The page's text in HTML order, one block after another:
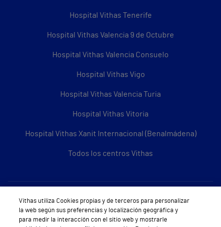
Hospital Vithas Tenerife
Hospital Vithas Valencia 9 de Octubre
Hospital Vithas Valencia Consuelo
Hospital Vithas Vigo
Hospital Vithas Valencia Turia
Hospital Vithas Vitoria
Hospital Vithas Xanit Internacional (Benalmádena)
Todos los centros Vithas
Sobre Vithas
Quiénes somos
Vithas utiliza Cookies propias y de terceros para personalizar
la web según sus preferencias y localización geográfica y
para medir la interacción con el sitio web y mostrarle